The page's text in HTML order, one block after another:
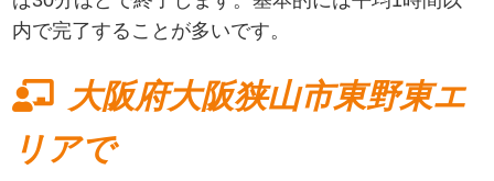
内で完了することが多いです。
大阪府大阪狭山市東野東エ
リアで